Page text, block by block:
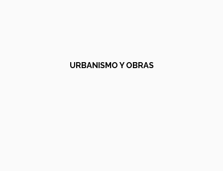
URBANISMO Y OBRAS